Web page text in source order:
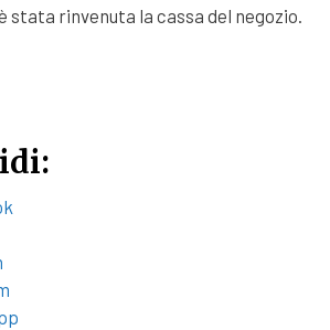
stata rinvenuta la cassa del negozio.